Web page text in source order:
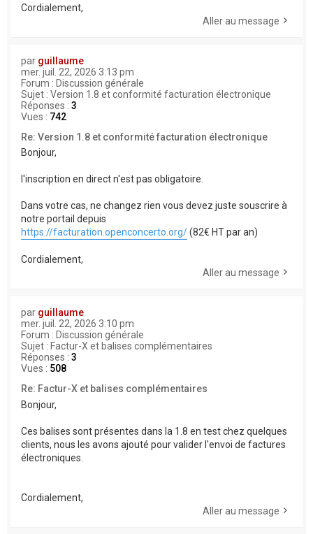
Cordialement,
Aller au message
par guillaume
mer. juil. 22, 2026 3:13 pm
Forum : Discussion générale
Sujet : Version 1.8 et conformité facturation électronique
Réponses : 3
Vues : 742
Re: Version 1.8 et conformité facturation électronique
Bonjour,
l'inscription en direct n'est pas obligatoire.
Dans votre cas, ne changez rien vous devez juste souscrire à
notre portail depuis
https://facturation.openconcerto.org/(82€ HT par an)
Cordialement,
Aller au message
par guillaume
mer. juil. 22, 2026 3:10 pm
Forum : Discussion générale
Sujet : Factur-X et balises complémentaires
Réponses : 3
Vues : 508
Re: Factur-X et balises complémentaires
Bonjour,
Ces balises sont présentes dans la 1.8 en test chez quelques
clients, nous les avons ajouté pour valider l'envoi de factures
électroniques.
Cordialement,
Aller au message